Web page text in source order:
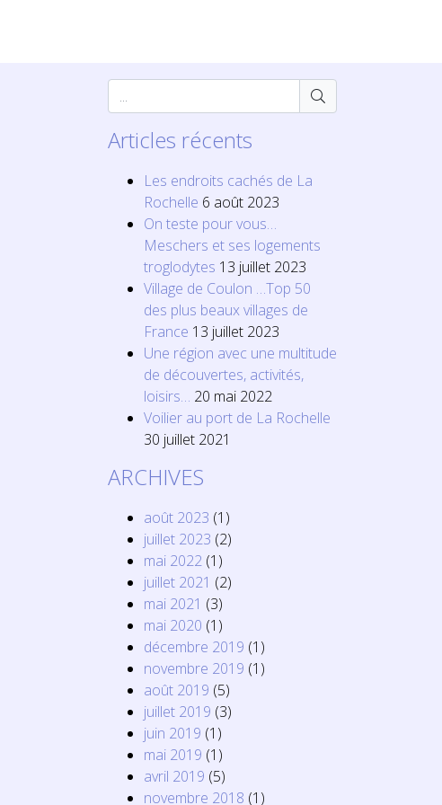
Articles récents
Les endroits cachés de La
Rochelle 6 août 2023
On teste pour vous…
Meschers et ses logements
troglodytes 13 juillet 2023
Village de Coulon …Top 50
des plus beaux villages de
France 13 juillet 2023
Une région avec une multitude
de découvertes, activités,
loisirs… 20 mai 2022
Voilier au port de La Rochelle
30 juillet 2021
ARCHIVES
août 2023 (1)
juillet 2023 (2)
mai 2022 (1)
juillet 2021 (2)
mai 2021 (3)
mai 2020 (1)
décembre 2019 (1)
novembre 2019 (1)
août 2019 (5)
juillet 2019 (3)
juin 2019 (1)
mai 2019 (1)
avril 2019 (5)
novembre 2018 (1)